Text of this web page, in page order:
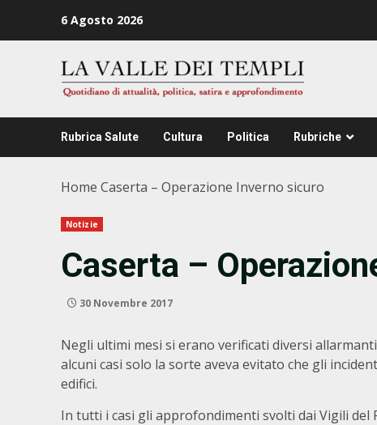
6 Agosto 2026
Rubrica Salute Cultura Politica Rubriche
Home Caserta – Operazione Inverno sicuro
Notizie
Caserta –
30 Novembre 2017
Negli ultimi mesi si erano verificati diversi
alcuni casi solo la sorte aveva evitato che gli
edifici.
In tutti i casi gli approfondimenti svolti dai Vigili del